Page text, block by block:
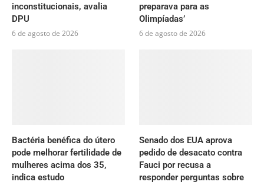
inconstitucionais, avalia
DPU
6 de agosto de 2026
preparava para as
Olimpíadas’
6 de agosto de 2026
Bactéria benéfica do útero
pode melhorar fertilidade de
mulheres acima dos 35,
indica estudo
Senado dos EUA aprova
pedido de desacato contra
Fauci por recusa a
responder perguntas sobre